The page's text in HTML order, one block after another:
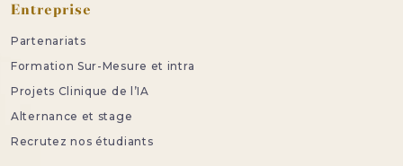
Entreprise
Partenariats
Formation Sur-Mesure et intra
Projets Clinique de l’IA
Alternance et stage
Recrutez nos étudiants